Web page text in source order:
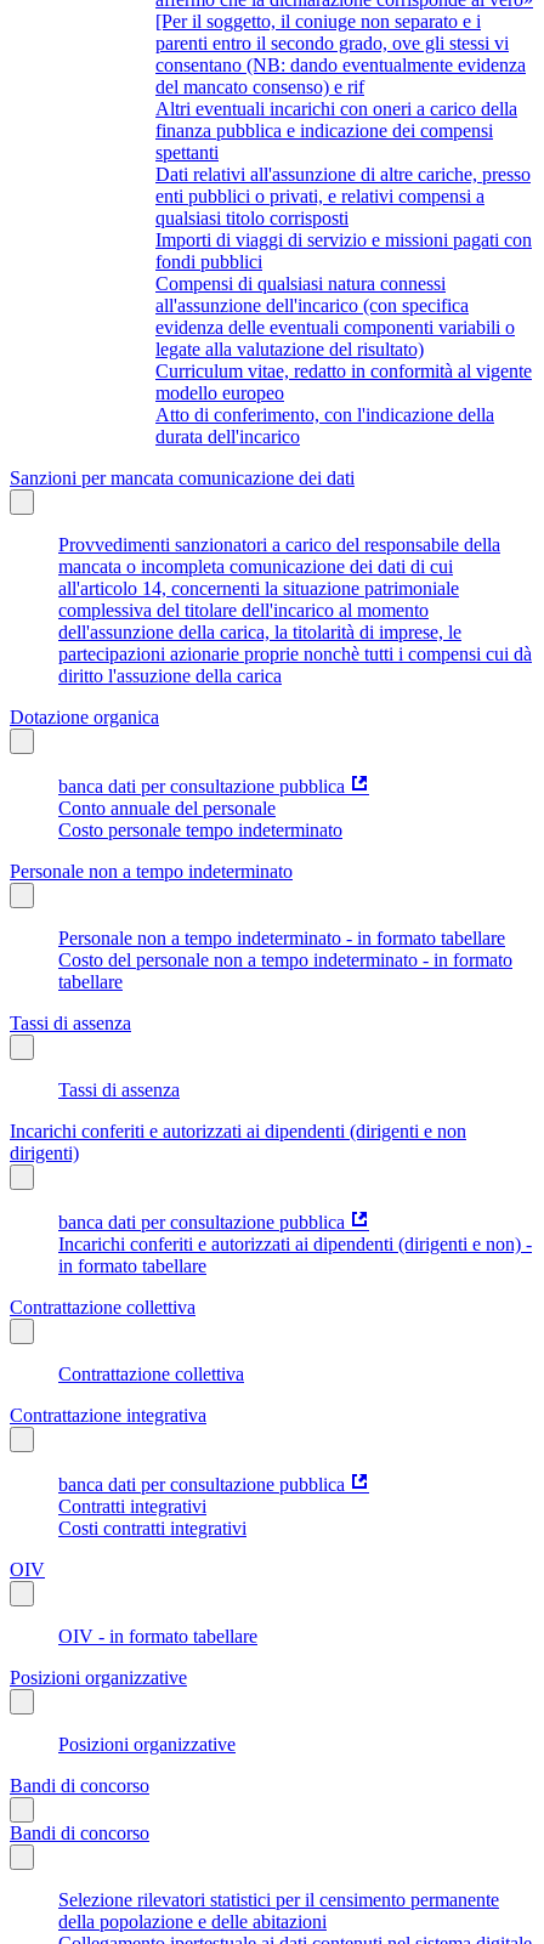
[Per il soggetto, il coniuge non separato e i
parenti entro il secondo grado, ove gli stessi vi
consentano (NB: dando eventualmente evidenza
del mancato consenso) e rif
Altri eventuali incarichi con oneri a carico della
finanza pubblica e indicazione dei compensi
spettanti
Dati relativi all'assunzione di altre cariche, presso
enti pubblici o privati, e relativi compensi a
qualsiasi titolo corrisposti
Importi di viaggi di servizio e missioni pagati con
fondi pubblici
Compensi di qualsiasi natura connessi
all'assunzione dell'incarico (con specifica
evidenza delle eventuali componenti variabili o
legate alla valutazione del risultato)
Curriculum vitae, redatto in conformità al vigente
modello europeo
Atto di conferimento, con l'indicazione della
durata dell'incarico
Sanzioni per mancata comunicazione dei dati
Provvedimenti sanzionatori a carico del responsabile della
mancata o incompleta comunicazione dei dati di cui
all'articolo 14, concernenti la situazione patrimoniale
complessiva del titolare dell'incarico al momento
dell'assunzione della carica, la titolarità di imprese, le
partecipazioni azionarie proprie nonchè tutti i compensi cui dà
diritto l'assuzione della carica
Dotazione organica
banca dati per consultazione pubblica
Conto annuale del personale
Costo personale tempo indeterminato
Personale non a tempo indeterminato
Personale non a tempo indeterminato - in formato tabellare
Costo del personale non a tempo indeterminato - in formato
tabellare
Tassi di assenza
Tassi di assenza
Incarichi conferiti e autorizzati ai dipendenti (dirigenti e non
dirigenti)
banca dati per consultazione pubblica
Incarichi conferiti e autorizzati ai dipendenti (dirigenti e non) -
in formato tabellare
Contrattazione collettiva
Contrattazione collettiva
Contrattazione integrativa
banca dati per consultazione pubblica
Contratti integrativi
Costi contratti integrativi
OIV
OIV - in formato tabellare
Posizioni organizzative
Posizioni organizzative
Bandi di concorso
Bandi di concorso
Selezione rilevatori statistici per il censimento permanente
della popolazione e delle abitazioni